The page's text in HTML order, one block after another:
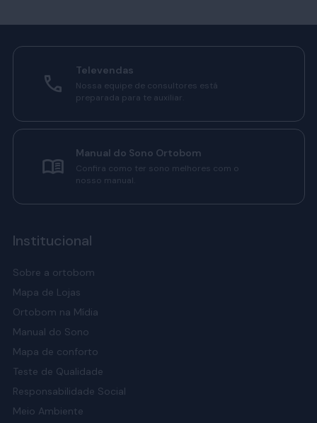
Televendas
Nossa equipe de consultores está
preparada para te auxiliar.
Manual do Sono Ortobom
Confira como ter sono melhores com o
nosso manual.
Institucional
Sobre a ortobom
Mapa de Lojas
Ortobom na Mídia
Manual do Sono
Mapa de conforto
Teste de Qualidade
Responsabilidade Social
Meio Ambiente